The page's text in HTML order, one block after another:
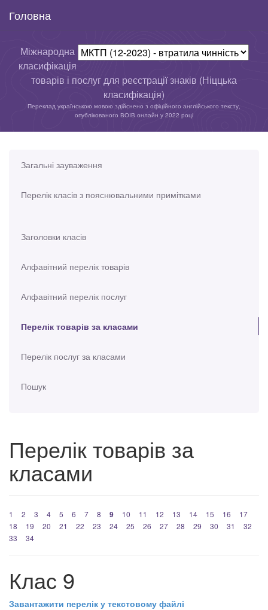
Головна
Міжнародна
класифікація
товарів і послуг для реєстрації знаків (Ніццька
класифікація)
Переклад українською мовою здійснено з офіційного англійського тексту,
опублікованого ВОІВ онлайн у 2022 році
Загальні зауваження
Перелік класів з пояснювальними примітками
Заголовки класів
Алфавітний перелік товарів
Алфавітний перелік послуг
Перелік товарів за класами
Перелік послуг за класами
Пошук
Перелік товарів за
класами
1 2 3 4 5 6 7 8 9 10 11 12 13 14 15 16
17
18
19 20 21 22 23 24 25 26 27 28 29 30 31
32
33
34
Клас 9
Завантажити перелік у текстовому файлі